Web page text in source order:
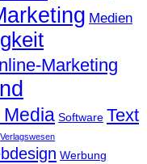
Medien
Marketing
Software Text
Verlagswesen
Werbung